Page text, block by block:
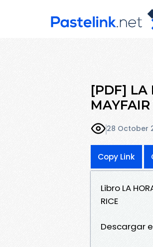
[PDF] LA
28 October
Copy Link
Libro LA
RICE
Descargar